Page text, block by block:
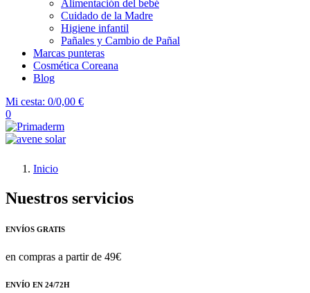
Alimentación del bebé
Cuidado de la Madre
Higiene infantil
Pañales y Cambio de Pañal
Marcas punteras
Cosmética Coreana
Blog
Mi cesta: 0/0,00 €
0
Inicio
Nuestros servicios
ENVÍOS GRATIS
en compras a partir de 49€
ENVÍO EN 24/72H